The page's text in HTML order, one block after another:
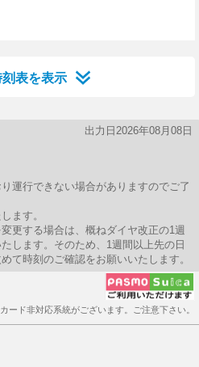
表を表示
出力日2026年08月08日
運行できない場合がありますのでご了
ます。
更する場合は、概ねダイヤ改正の1週
します。そのため、1週間以上先の日
て時刻のご確認をお願いいたします。
ード非対応系統がございます。ご注意下さい。